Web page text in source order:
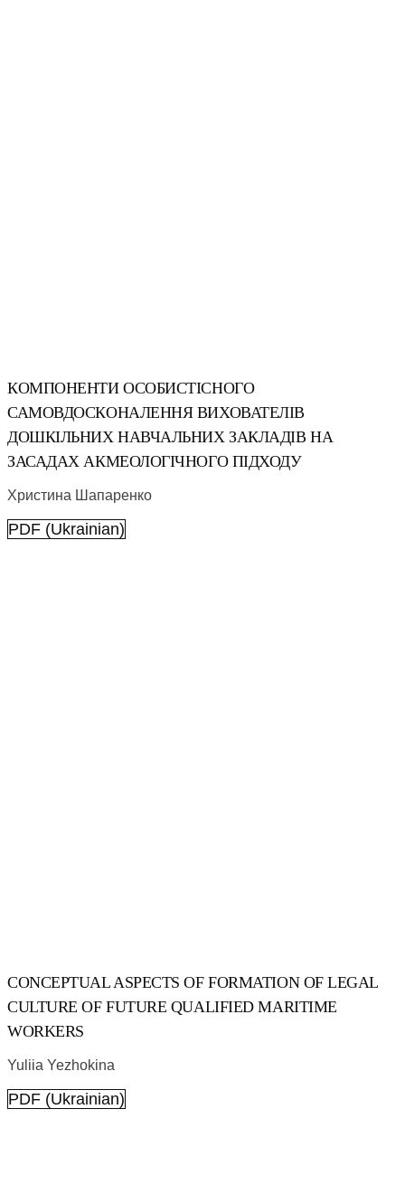
КОМПОНЕНТИ ОСОБИСТІСНОГО
САМОВДОСКОНАЛЕННЯ ВИХОВАТЕЛІВ
ДОШКІЛЬНИХ НАВЧАЛЬНИХ ЗАКЛАДІВ НА
ЗАСАДАХ АКМЕОЛОГІЧНОГО ПІДХОДУ
Христина Шапаренко
PDF (Ukrainian)
CONCEPTUAL ASPECTS OF FORMATION OF LEGAL
CULTURE OF FUTURE QUALIFIED MARITIME
WORKERS
Yuliia Yezhokina
PDF (Ukrainian)